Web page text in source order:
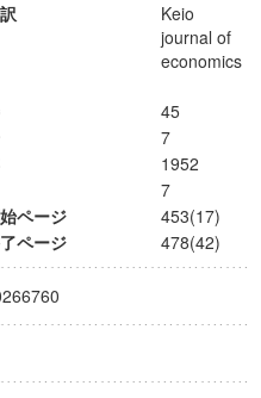
Keio
journal of
economics
45
7
1952
7
ページ
453(17)
ページ
478(42)